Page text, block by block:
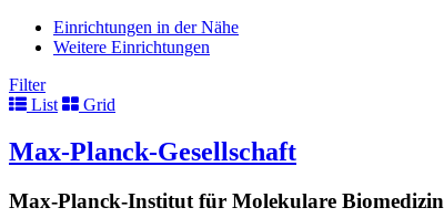
Einrichtungen in der Nähe
Weitere Einrichtungen
Filter
List
Grid
Max-Planck-Gesellschaft
Max-Planck-Institut für Molekulare Biomedizin